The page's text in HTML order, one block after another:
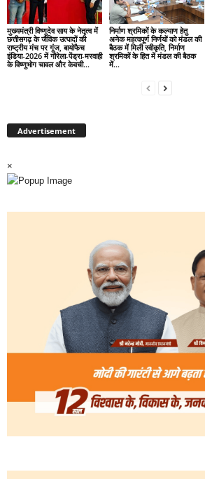
मुख्यमंत्री विष्णुदेव साय के नेतृत्व में
छत्तीसगढ़ के जैविक उत्पादों की
राष्ट्रीय मंच पर गूंज, बायोफैच
इंडिया-2026 में गौरेला-पेंड्रा-मरवाही
के विष्णुभोग चावल और केवची...
निर्माण श्रमिकों के कल्याण हेतु
अनेक महत्वपूर्ण निर्णयों को मंडल की
बैठक में मिली स्वीकृति, निर्माण
श्रमिकों के हित में मंडल की बैठक
में...
Advertisement
×